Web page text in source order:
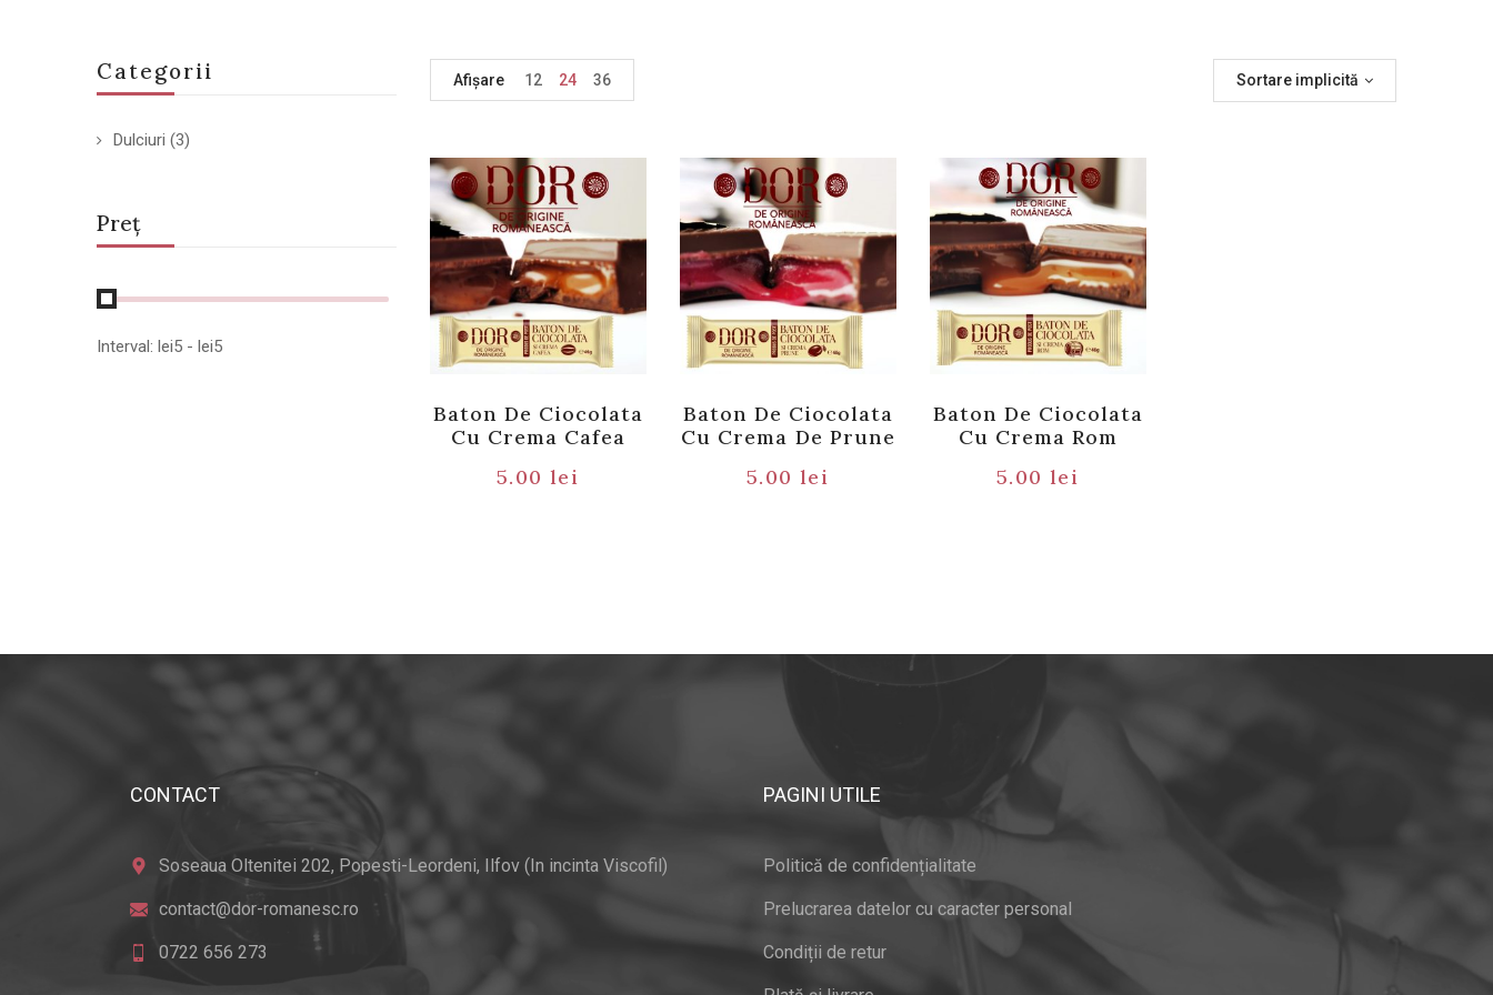
Categorii
Dulciuri (3)
Preț
Interval: lei5 - lei5
Sortare implicită
Afișare 12 24 36
Baton De Ciocolata
Cu Crema Cafea
5.00 lei
Baton De Ciocolata
Cu Crema De Prune
5.00 lei
Baton De Ciocolata
Cu Crema Rom
5.00 lei
CONTACT
Soseaua Oltenitei 202, Popesti-Leordeni, Ilfov (In incinta Viscofil)
contact@dor-romanesc.ro
0722 656 273
PAGINI UTILE
Politică de confidențialitate
Prelucrarea datelor cu caracter personal
Condiții de retur